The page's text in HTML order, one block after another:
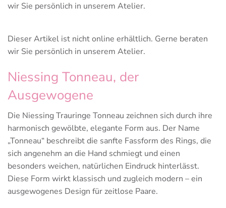
wir Sie persönlich in unserem Atelier.
Dieser Artikel ist nicht online erhältlich. Gerne beraten
wir Sie persönlich in unserem Atelier.
Niessing Tonneau, der
Ausgewogene
Die Niessing Trauringe Tonneau zeichnen sich durch ihre
harmonisch gewölbte, elegante Form aus. Der Name
„Tonneau“ beschreibt die sanfte Fassform des Rings, die
sich angenehm an die Hand schmiegt und einen
besonders weichen, natürlichen Eindruck hinterlässt.
Diese Form wirkt klassisch und zugleich modern – ein
ausgewogenes Design für zeitlose Paare.